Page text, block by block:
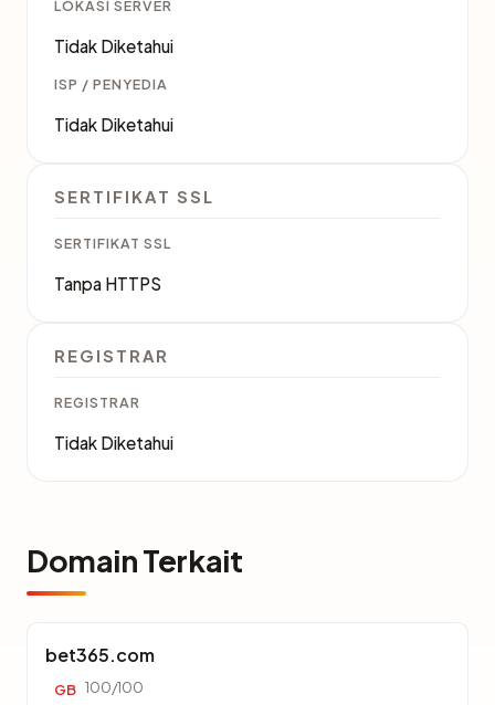
LOKASI SERVER
Tidak Diketahui
ISP / PENYEDIA
Tidak Diketahui
SERTIFIKAT SSL
SERTIFIKAT SSL
Tanpa HTTPS
REGISTRAR
REGISTRAR
Tidak Diketahui
Domain Terkait
bet365.com
GB 100/100